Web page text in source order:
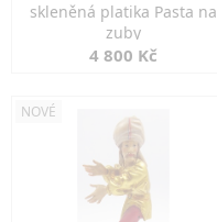
skleněná platika Pasta na
zuby
4 800 Kč
NOVÉ